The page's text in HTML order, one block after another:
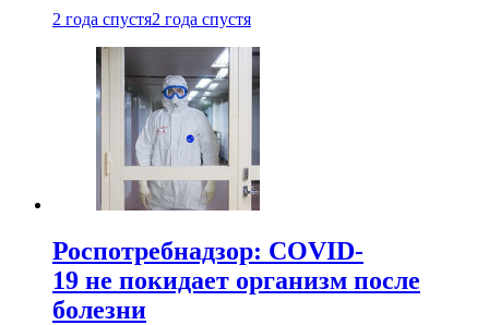
2 года спустя2 года спустя
Роспотребнадзор: COVID-
19 не покидает организм после
болезни